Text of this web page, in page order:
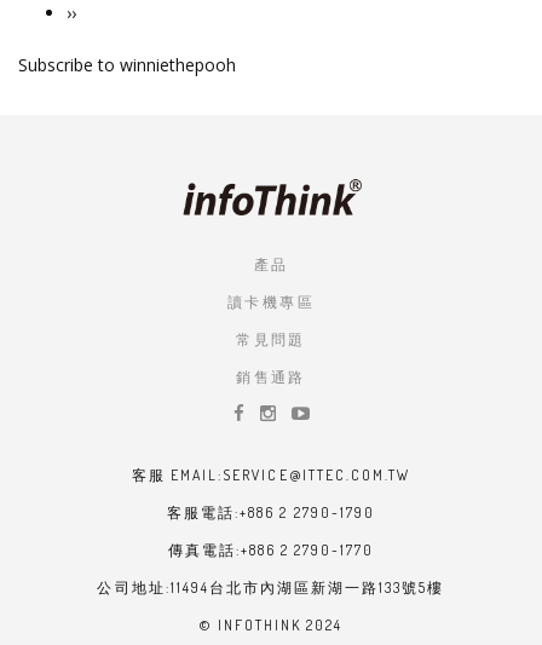
下
頁
››
Subscribe to winniethepooh
產品
讀卡機專區
常見問題
銷售通路
客服 EMAIL:SERVICE@ITTEC.COM.TW
客服電話:+886 2 2790-1790
傳真電話:+886 2 2790-1770
公司地址:11494台北市內湖區新湖一路133號5樓
© INFOTHINK 2024